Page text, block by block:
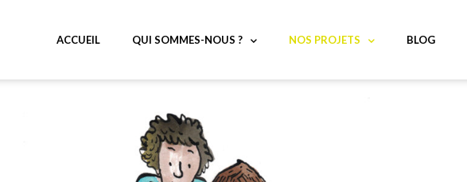
ACCUEIL QUI SOMMES-NOUS ? NOS PROJETS BLOG